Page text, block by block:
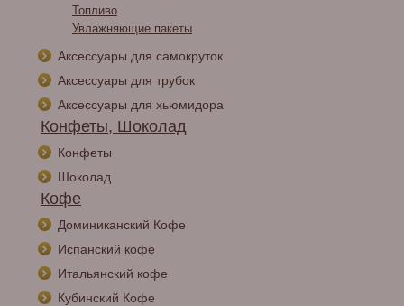
Топливо
Увлажняющие пакеты
Аксессуары для самокруток
Аксессуары для трубок
Аксессуары для хьюмидора
Конфеты, Шоколад
Конфеты
Шоколад
Кофе
Доминиканский Кофе
Испанский кофе
Итальянский кофе
Кубинский Кофе